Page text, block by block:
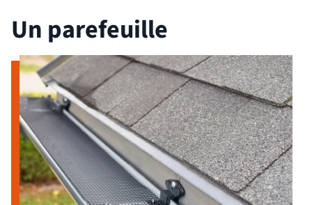
Un parefeuille